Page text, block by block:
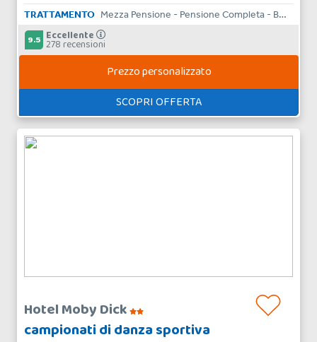
TRATTAMENTO
Mezza Pensione - Pensione Completa - Bed & Breakfast
9.5 Eccellente
278 recensioni
Prezzo personalizzato
SCOPRI OFFERTA
Hotel Moby Dick
campionati di danza sportiva